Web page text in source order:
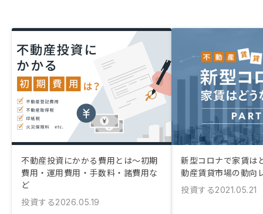
不動産投資にかかる費用とは〜初期
費用・運用費用・手数料・諸費用な
ど
投資する2026.05.19
新型コロナで家賃は
動産賃貸市場の動向
投資する2021.05.21